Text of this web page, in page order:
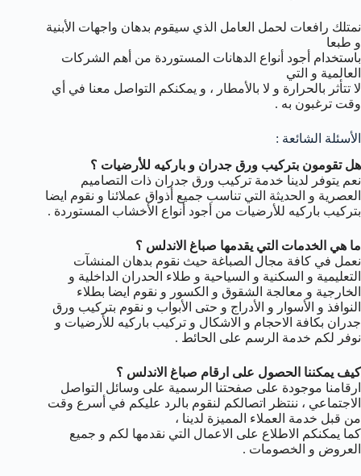
نمتلك رافعات لحمل العامل الذي سيقوم بدهان واجهات الأبنية
و طبعا
باستخدام أجود أنواع الدهانات المستوردة من أهم الشركات
العالمية و التي
لا تتأثر بالحرارة و لا بالأمطار ، و يمكنكم التواصل معنا في أي
وقت ترغبون به .
الأسئلة الشائعة :
هل تقومون بتركيب ورق جدران و باركيه للأرضيات ؟
نعم يتوفر لدينا خدمة تركيب ورق جدران ذات التصاميم
العصرية و الحديثة التي تناسب جميع أذواق عملائنا و نقوم ايضا
بتركيب باركيه للأرضيات من أجود أنواع الأخشاب المستوردة .
ما هي الخدمات التي يقدمها صباغ الاندلس ؟
نعمل في كافة مجال الصباغة حيث نقوم بدهان المنشآت
التعليمية و السكنية و السياحية و طلاء الحدران الداخلية و
الخارجية و معالجة الشقوق و الكسور و نقوم ايضا بطلاء
النوافذ و الأسوار و الأدراج و حتى الأبواب و نقوم بتركيب ورق
جدران بكافة الاحجام و الاشكال و تركيب باركيه للأرضيات و
نوفر لكم خدمة الرسم على الحائط .
كيف يمكننا الحصول على ارقام صباغ الاندلس ؟
ارقامنا موجودة على صفحتنا الرسمية على وسائل التواصل
الاجتماعي ، ننتظر اتصالكم لنقوم بالرد عليكم في أسرع وقت
من قبل خدمة العملاء المميزة لدينا ،
كما يمكنكم الاطلاع على الاعمال التي نقدمها لكم و جميع
العروض و الخصومات .